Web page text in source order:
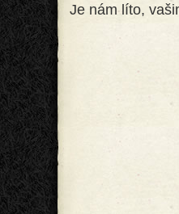
Je nám líto,